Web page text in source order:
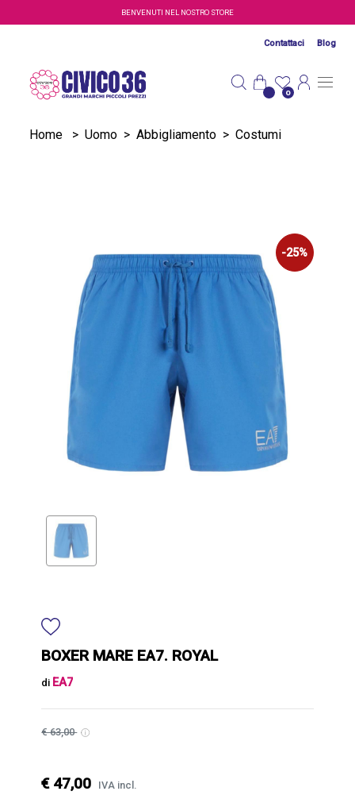
Salta al contenuto principaleBENVENUTI NEL NOSTRO STORE
Contattaci Blog
0
Home > Uomo > Abbigliamento > Costumi
-25%
BOXER MARE EA7. ROYAL
di EA7
€ 63,00
€ 47,00 IVA incl.